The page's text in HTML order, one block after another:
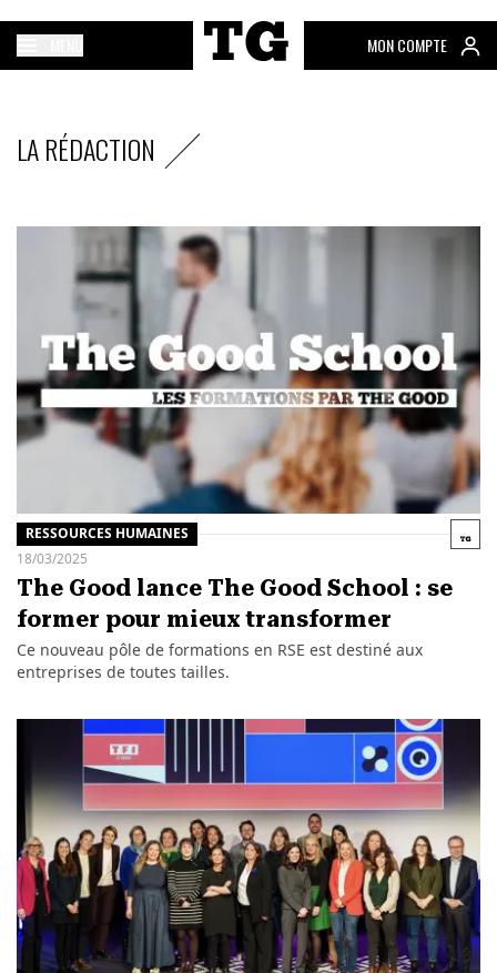
MON COMPTE
LA RÉDACTION
RESSOURCES HUMAINES
18/03/2025
The Good lance The Good School : se
former pour mieux transformer
Ce nouveau pôle de formations en RSE est destiné aux
entreprises de toutes tailles.